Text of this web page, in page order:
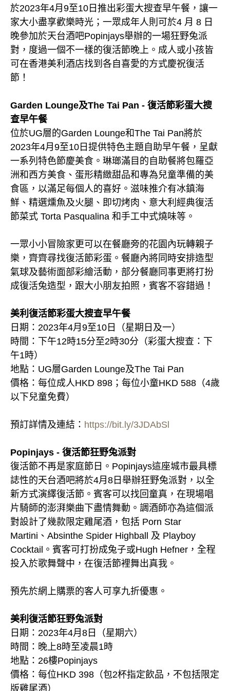
於2023年4月9至10日推出彩蛋大搜查早午餐，讓一
家大小盡享歡樂時光；一眾成年人則可於4 月 8 日
晚參加於天台酒吧Popinjays舉辦的一場狂野兔派
對，度過一個不一樣的復活節晚上。成人或小孩皆
可在香港美利酒店找到各自喜愛的方式慶祝復活
節！
Garden Lounge及The Tai Pan - 復活節彩蛋大搜
查早午餐
位於UG層的Garden Lounge和The Tai Pan將於
2023年4月9至10日提供特色主題自助早午餐，呈獻
一系列特色節慶美食。琳瑯滿目的自助餐將包羅亞
洲和西方美食、蛋形精緻甜品和專為兒童準備的美
食區，以滿足每個人的喜好。滋味推介有冰鎮海
鮮、精選燻魚及火腿、即切烤肉、意大利經典復活
節菜式 Torta Pasqualina 和手工中式燒味等。
一眾小小冒險家更可以在餐廳旁的花園內玩轉親子
樂，齊齊尋找復活節彩蛋。餐廳內將同時安排造型
氣球及藝術面部彩繪活動，部分餐廳同事更將打扮
成復活兔造型，跟大小朋友拍照，賓客不容錯過！
美利復活節彩蛋大搜查早午餐
日期：2023年4月9至10日（星期日及一）
時間：下午12時15分至2時30分（彩蛋大搜查：下
午1時）
地點：UG層Garden Lounge及The Tai Pan
價格：每位成人HKD 898；每位小童HKD 588（4歲
以下兒童免費）
預訂詳情及連結： https://bit.ly/3JDAbSl
Popinjays - 復活節狂野兔派對
復活節不再是家庭節日。Popinjays這座城市最具標
誌性的天台酒吧將於4月8日舉辦狂野兔派對，以全
新方式演繹復活節。賓客可以找回童真，在現場唱
片騎師的澎湃樂曲下盡情舞動。調酒師亦為這個派
對設計了幾款限定雞尾酒，包括 Porn Star
Martini、Absinthe Spider Highball 及 Playboy
Cocktail。賓客可打扮成兔子或Hugh Hefner，全程
投入於歌舞聲中，在復活節裡舞出真我。
預先於網上購票的客人可享九折優惠。
美利復活節狂野兔派對
日期：2023年4月8日（星期六）
時間：晚上8時至凌晨1時
地點：26樓Popinjays
價格：每位HKD 398（包2杯指定飲品，不包括限定
版雞尾酒）